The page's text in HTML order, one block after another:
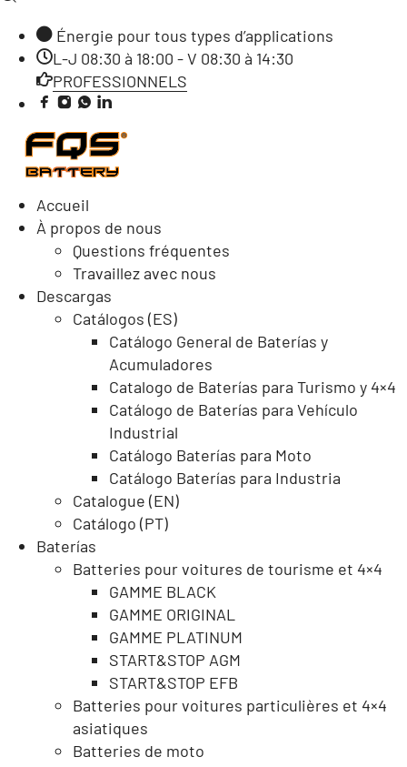
Énergie pour tous types d’applications
L-J 08:30 à 18:00 - V 08:30 à 14:30
PROFESSIONNELS
Accueil
À propos de nous
Questions fréquentes
Travaillez avec nous
Descargas
Catálogos (ES)
Catálogo General de Baterías y
Acumuladores
Catalogo de Baterías para Turismo y 4×4
Catálogo de Baterías para Vehículo
Industrial
Catálogo Baterías para Moto
Catálogo Baterías para Industria
Catalogue (EN)
Catálogo (PT)
Baterías
Batteries pour voitures de tourisme et 4×4
GAMME BLACK
GAMME ORIGINAL
GAMME PLATINUM
START&STOP AGM
START&STOP EFB
Batteries pour voitures particulières et 4×4
asiatiques
Batteries de moto